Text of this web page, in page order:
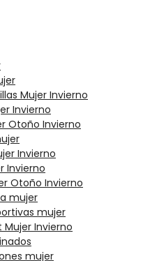
Mujer Invierno
Invierno
Otoño Invierno
Invierno
Invierno
Otoño Invierno
mujer
mujer
Mujer Invierno
mujer